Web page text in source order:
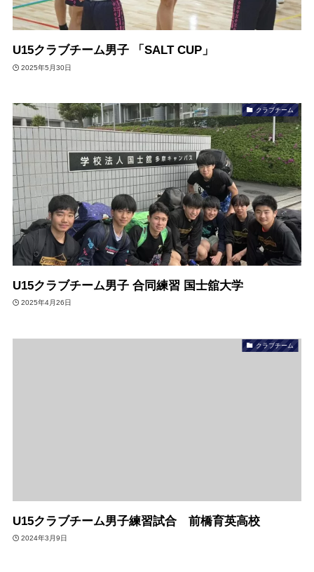
U15クラブチーム男子 「SALT CUP」
2025年5月30日
クラブチーム
U15クラブチーム男子 合同練習 国士舘大学
2025年4月26日
クラブチーム
U15クラブチーム男子練習試合 前橋育英高校
2024年3月9日